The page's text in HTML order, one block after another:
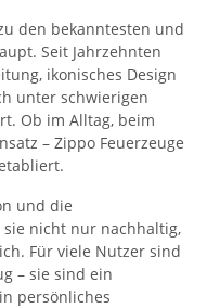
den bekanntesten und
Seit Jahrzehnten
ikonisches Design
unter schwierigen
Ob im Alltag, beim
– Zippo Feuerzeuge
und die
nicht nur nachhaltig,
Für viele Nutzer sind
– sie sind ein
persönliches